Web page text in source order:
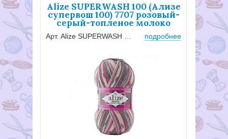
Alize SUPERWASH 100 (Ализе
супервош 100) 7707 розовый-
серый-топленое молоко
подробнее